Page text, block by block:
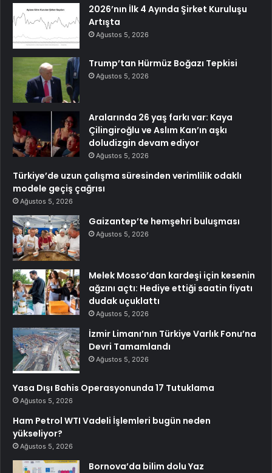
2026’nın İlk 4 Ayında Şirket Kuruluşu
Artışta
Ağustos 5, 2026
Trump’tan Hürmüz Boğazı Tepkisi
Ağustos 5, 2026
Aralarında 26 yaş farkı var: Kaya
Çilingiroğlu ve Aslım Kan’ın aşkı
doludizgin devam ediyor
Ağustos 5, 2026
Türkiye’de uzun çalışma süresinden verimlilik odaklı
modele geçiş çağrısı
Ağustos 5, 2026
Gaizantep’te hemşehri buluşması
Ağustos 5, 2026
Melek Mosso’dan kardeşi için kesenin
ağzını açtı: Hediye ettiği saatin fiyatı
dudak uçuklattı
Ağustos 5, 2026
İzmir Limanı’nın Türkiye Varlık Fonu’na
Devri Tamamlandı
Ağustos 5, 2026
Yasa Dışı Bahis Operasyonunda 17 Tutuklama
Ağustos 5, 2026
Ham Petrol WTI Vadeli İşlemleri bugün neden
yükseliyor?
Ağustos 5, 2026
Bornova’da bilim dolu Yaz